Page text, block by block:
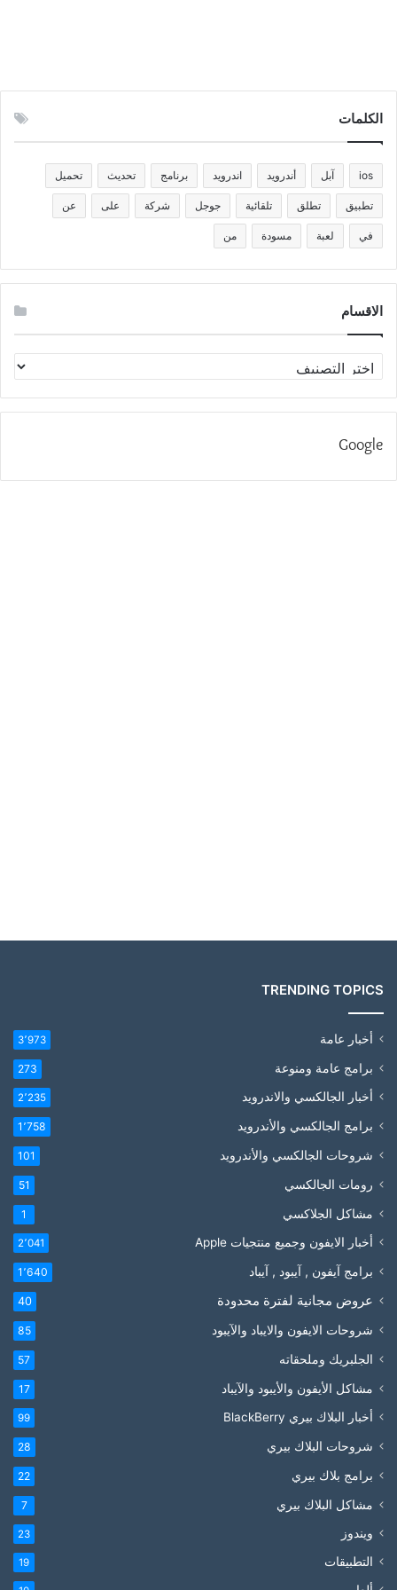
الكلمات
ios آبل أندرويد اندرويد برنامج تحديث تحميل
تطبيق تطلق تلقائية جوجل شركة على عن
في لعبة مسودة من
الاقسام
الاقسام
Google
TRENDING TOPICS
أخبار عامة 3٬973
برامج عامة ومنوعة 273
أخبار الجالكسي والاندرويد 2٬235
برامج الجالكسي والأندرويد 1٬758
شروحات الجالكسي والأندرويد 101
رومات الجالكسي 51
مشاكل الجلاكسي 1
أخبار الايفون وجميع منتجيات Apple 2٬041
برامج آيفون , آيبود , آيباد 1٬640
عروض مجانية لفترة محدودة 40
شروحات الايفون والايباد والآيبود 85
الجلبريك وملحقاته 57
مشاكل الأيفون والأيبود والآيباد 17
أخبار البلاك بيري BlackBerry 99
شروحات البلاك بيري 28
برامج بلاك بيري 22
مشاكل البلاك بيري 7
ويندوز 23
التطبيقات 19